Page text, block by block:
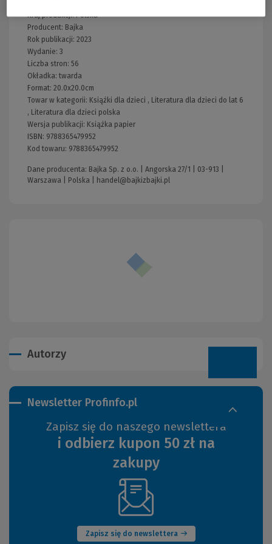
Kraj produkcji: Polska
Producent: Bajka
Rok publikacji: 2023
Wydanie: 3
Liczba stron: 56
Okładka:twarda
Format: 20.0x20.0cm
Towar w kategorii: Książki dla dzieci , Literatura dla dzieci do lat 6
, Literatura dla dzieci polska
Wersja publikacji: Książka papier
ISBN: 9788365479952
Kod towaru: 9788365479952
Dane producenta: Bajka Sp. z o.o. | Angorska 27/1 | 03-913 |
Warszawa | Polska |
handel@bajkizbajki.pl
Autorzy
Newsletter Profinfo.pl
Zapisz się do naszego newslettera
i odbierz kupon 50 zł na
zakupy
Zapisz się do newslettera
(Nowe
okno)